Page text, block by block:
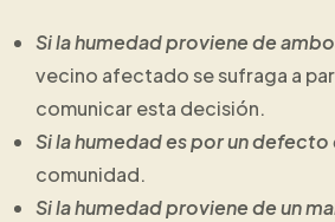
Si la humedad proviene de
vecino afectado se sufraga a
comunicar esta decisión.
Si la humedad es por un
comunidad.
Si la humedad proviene de un